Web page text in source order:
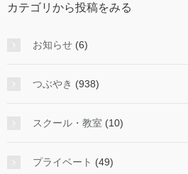
稿
み
カテゴリから投稿をみる
お知らせ (6)
つぶやき (938)
スクール・教室 (10)
プライベート (49)